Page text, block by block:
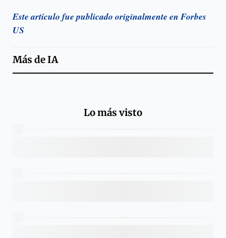
Este artículo fue publicado originalmente en Forbes
US
Más deIA
Lo más visto